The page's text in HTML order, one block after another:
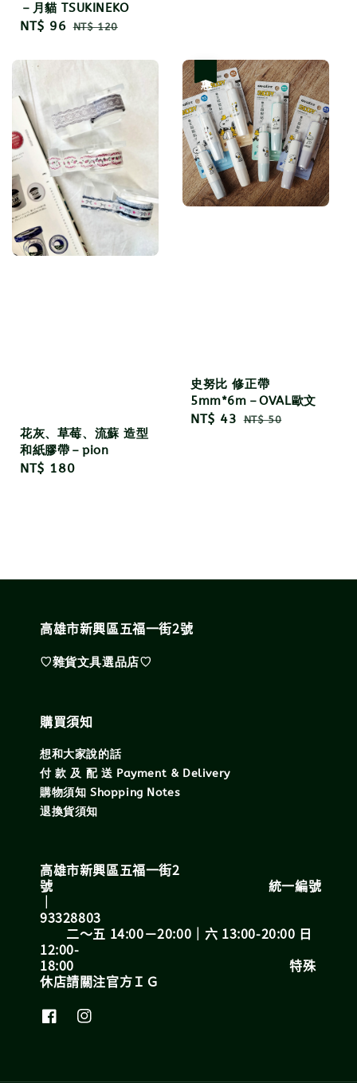
－月貓 TSUKINEKO
Sale
NT$ 96 Regular
NT$ 120
花灰、草莓、流蘇 造型
和紙膠帶－pion
Regular
NT$ 180
史努比 修正帶
5mm*6m－OVAL歐文
Sale
NT$ 43 Regular
NT$ 50
高雄市新興區五福一街2號
♡雜貨文具選品店♡
購買須知
想和大家說的話
付 款 及 配 送 Payment & Delivery
購物須知 Shopping Notes
退換貨須知
高雄市新興區五福一街2
號 統一編號
｜
93328803
二～五 14:00－20:00｜六 13:00-20:00 日
12:00-
18:00 特殊
休店請關注官方ＩＧ